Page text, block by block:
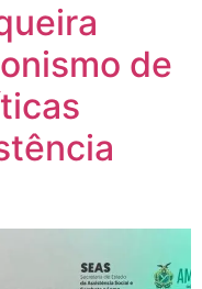
de